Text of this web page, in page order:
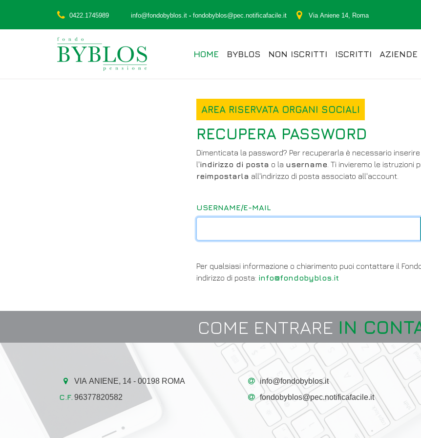
0422.1745989 info@fondobyblos.it - fondobyblos@pec.notificafacile.it Via Aniene 14, Roma
HOME BYBLOS NON ISCRITTI ISCRITTI AZIENDE
AREA RISERVATA ORGANI SOCIALI
RECUPERA PASSWORD
Dimenticata la password? Per recuperarla è necessario
l'indirizzo di posta o la username . Ti invieremo le istruzioni
reimpostarla all'indirizzo di posta associato all'account.
USERNAME/E-MAIL
Per qualsiasi informazione o chiarimento puoi contattare il
indirizzo di posta: info@fondobyblos.it
COME ENTRARE IN
VIA ANIENE, 14 - 00198 ROMA
96377820582
info@fondobyblos.it
fondobyblos@pec.notificafacile.it